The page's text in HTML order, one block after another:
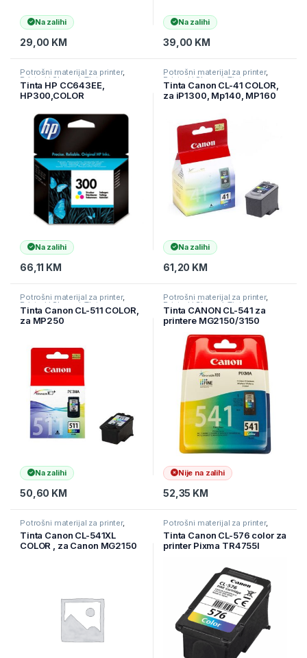
Na zalihi
29,00 KM
Na zalihi
39,00 KM
Potrošni materijal za printer,
Printeri i Skeneri ,Tinte
Tinta HP CC643EE,
HP300,COLOR
Na zalihi
66,11 KM
Potrošni materijal za printer,
Printeri i Skeneri ,Tinte
Tinta Canon CL-41 COLOR,
za iP1300, Mp140, MP160
Na zalihi
61,20 KM
Potrošni materijal za printer,
Printeri i Skeneri ,Tinte
Tinta Canon CL-511 COLOR,
za MP250
Na zalihi
50,60 KM
Potrošni materijal za printer,
Printeri i Skeneri ,Tinte
Tinta CANON CL-541 za
printere MG2150/3150
Nije na zalihi
52,35 KM
Potrošni materijal za printer,
Printeri i Skeneri Tinte
Tinta Canon CL-541XL
COLOR , za Canon MG2150
Potrošni materijal za printer,
Printeri i Skeneri Tinte
Tinta Canon CL-576 color za
printer Pixma TR4755I